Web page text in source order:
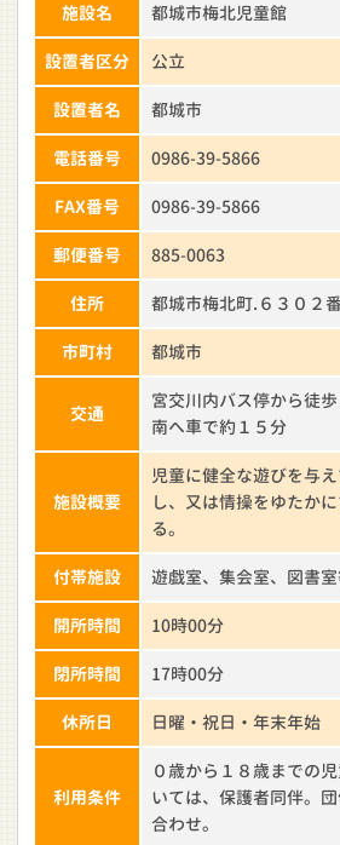
施設名 都城市梅北児童館
設置者区分 公立
設置者名 都城市
電話番号 0986-39-5866
FAX番号 0986-39-5866
郵便番号 885-0063
住所 都城市梅北町.６３０２
市町村 都城市
交通
宮交川内バス停から徒
南へ車で約１５分
施設概要
児童に健全な遊びを与
し、又は情操をゆたか
る。
付帯施設 遊戯室、集会室、図書室
開所時間 10時00分
閉所時間 17時00分
休所日 日曜・祝日・年末年始
利用条件
０歳から１８歳までの
いては、保護者同伴。
合わせ。